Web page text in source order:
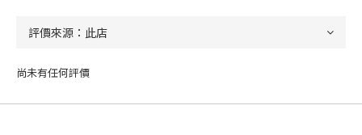
尚未有任何評價